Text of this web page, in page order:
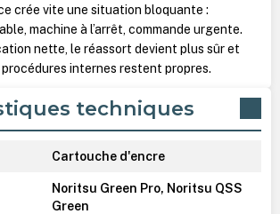
crée vite une situation bloquante :
machine à l’arrêt, commande urgente.
nette, le réassort devient plus sûr et
internes restent propres.
techniques
Cartouche d'encre
Noritsu Green Pro, Noritsu QSS
Green